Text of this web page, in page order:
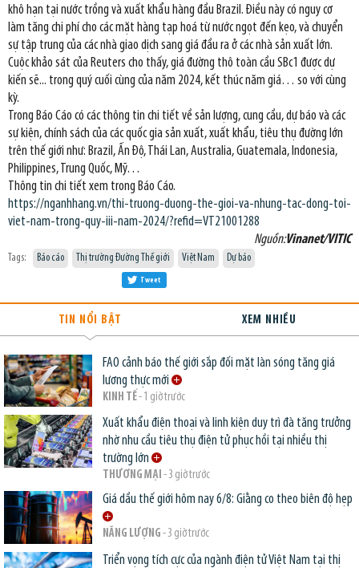
khô hạn tại nước trồng và xuất khẩu hàng đầu Brazil. Điều này có nguy cơ
làm tăng chi phí cho các mặt hàng tạp hoá từ nước ngọt đến kẹo, và chuyển
sự tập trung của các nhà giao dịch sang giá đầu ra ở các nhà sản xuất lớn.
Cuộc khảo sát của Reuters cho thấy, giá đường thô toàn cầu SBc1 được dự
kiến sẽ... trong quý cuối cùng của năm 2024, kết thúc năm giá… so với cùng
kỳ.
Trong Báo Cáo có các thông tin chi tiết về sản lượng, cung cầu, dự báo và các
sự kiện, chính sách của các quốc gia sản xuất, xuất khẩu, tiêu thụ đường lớn
trên thế giới như: Brazil, Ấn Độ, Thái Lan, Australia, Guatemala, Indonesia,
Philippines, Trung Quốc, Mỹ…
Thông tin chi tiết xem trong Báo Cáo.
https://nganhhang.vn/thi-truong-duong-the-gioi-va-nhung-tac-dong-toi-
viet-nam-trong-quy-iii-nam-2024/?refid=VT21001288
Nguồn:Vinanet/VITIC
Tags: Báo cáo Thị trường Đường Thế giới Việt Nam Dự báo
Tweet
TIN NỔI BẬT XEM NHIỀU
FAO cảnh báo thế giới sắp đối mặt làn sóng tăng giá
lương thực mới
KINH TẾ- 1 giờ trước
Xuất khẩu điện thoại và linh kiện duy trì đà tăng trưởng
nhờ nhu cầu tiêu thụ điện tử phục hồi tại nhiều thị
trường lớn
THƯƠNG MẠI - 3 giờ trước
Giá dầu thế giới hôm nay 6/8: Giằng co theo biên độ hẹp
NĂNG LƯỢNG - 3 giờ trước
Triển vọng tích cực của ngành điện tử Việt Nam tại thị